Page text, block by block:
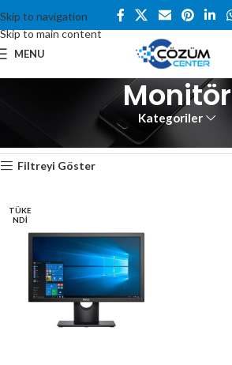
Skip to navigation
Skip to main content
MENU
Monitör
Kategoriler
Bilgisayar ve Tablet Monitör
Filtreyi Göster
TÜKE
NDI